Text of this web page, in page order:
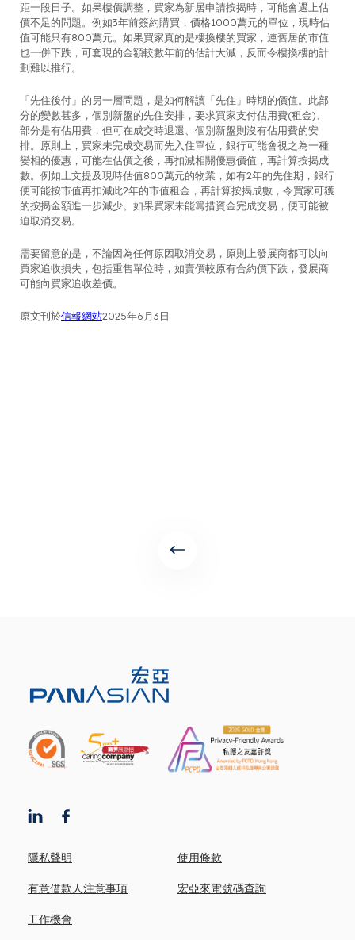
距一段日子。如果樓價調整，買家為新居申請按揭時，可能會遇上估
價不足的問題。例如3年前簽約購買，價格1000萬元的單位，現時估
值可能只有800萬元。如果買家真的是樓換樓的買家，連舊居的市值
也一併下跌，可套現的金額較數年前的估計大減，反而令樓換樓的計
劃難以推行。
「先住後付」的另一層問題，是如何解讀「先住」時期的價值。此部
分的變數甚多，個別新盤的先住安排，要求買家支付佔用費(租金)、
部分是有佔用費，但可在成交時退還、個別新盤則沒有佔用費的安
排。原則上，買家未完成交易而先入住單位，銀行可能會視之為一種
變相的優惠，可能在估價之後，再扣減相關優惠價值，再計算按揭成
數。例如上文提及現時估值800萬元的物業，如有2年的先住期，銀行
便可能按市值再扣減此2年的市值租金，再計算按揭成數，令買家可獲
的按揭金額進一步減少。如果買家未能籌措資金完成交易，便可能被
迫取消交易。
需要留意的是，不論因為任何原因取消交易，原則上發展商都可以向
買家追收損失，包括重售單位時，如賣價較原有合約價下跌，發展商
可能向買家追收差價。
原文刊於信報網站2025年6月3日
隱私聲明 使用條款
有意借款人注意事項 宏亞來電號碼查詢
工作機會